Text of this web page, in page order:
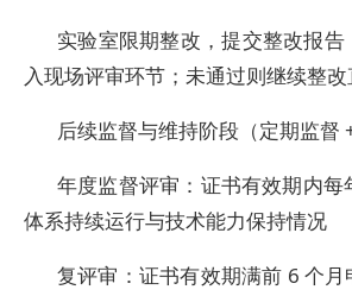
实验室限期整改，提交整改报
入现场评审环节；未通过则继续整
后续监督与维持阶段（定期监督
年度监督评审：证书有效期内每
体系持续运行与技术能力保持情况
复评审：证书有效期满前 6 个